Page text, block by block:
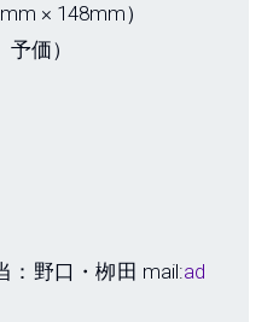
× 148mm）
予価）
：野口・栁田 mail:ad